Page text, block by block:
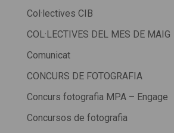
Col·lectives CIB
COL·LECTIVES DEL MES DE MAIG
Comunicat
CONCURS DE FOTOGRAFIA
Concurs fotografia MPA – Engage
Concursos de fotografia